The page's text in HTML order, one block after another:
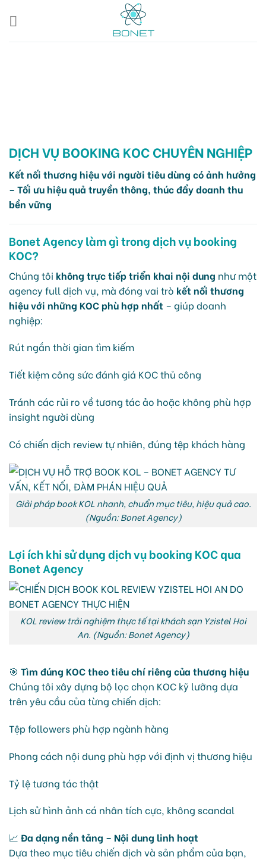
DỊCH VỤ BOOKING KOC CHUYÊN NGHIỆP
Kết nối thương hiệu với người tiêu dùng có ảnh hưởng
– Tối ưu hiệu quả truyền thông, thúc đẩy doanh thu
bền vững
Bonet Agency làm gì trong dịch vụ booking
KOC?
Chúng tôi không trực tiếp triển khai nội dung như một
agency full dịch vụ, mà đóng vai trò kết nối thương
hiệu với những KOC phù hợp nhất – giúp doanh
nghiệp:
Rút ngắn thời gian tìm kiếm
Tiết kiệm công sức đánh giá KOC thủ công
Tránh các rủi ro về tương tác ảo hoặc không phù hợp
insight người dùng
Có chiến dịch review tự nhiên, đúng tệp khách hàng
Giải pháp book KOL nhanh, chuẩn mục tiêu, hiệu quả cao.
(Nguồn: Bonet Agency)
Lợi ích khi sử dụng dịch vụ booking KOC qua
Bonet Agency
KOL review trải nghiệm thực tế tại khách sạn Yzistel Hoi
An. (Nguồn: Bonet Agency)
🎯 Tìm đúng KOC theo tiêu chí riêng của thương hiệu
Chúng tôi xây dựng bộ lọc chọn KOC kỹ lưỡng dựa
trên yêu cầu của từng chiến dịch:
Tệp followers phù hợp ngành hàng
Phong cách nội dung phù hợp với định vị thương hiệu
Tỷ lệ tương tác thật
Lịch sử hình ảnh cá nhân tích cực, không scandal
📈 Đa dạng nền tảng – Nội dung linh hoạt
Dựa theo mục tiêu chiến dịch và sản phẩm của bạn,